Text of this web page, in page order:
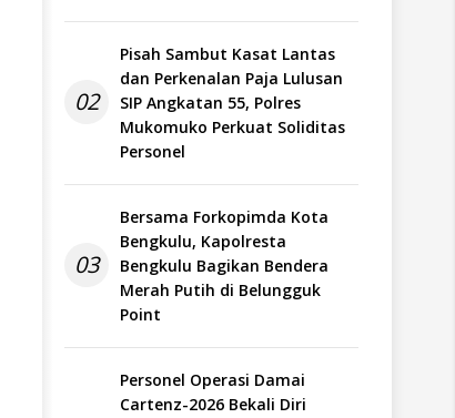
02
Pisah Sambut Kasat Lantas
dan Perkenalan Paja Lulusan
SIP Angkatan 55, Polres
Mukomuko Perkuat Soliditas
Personel
03
Bersama Forkopimda Kota
Bengkulu, Kapolresta
Bengkulu Bagikan Bendera
Merah Putih di Belungguk
Point
Personel Operasi Damai
Cartenz-2026 Bekali Diri